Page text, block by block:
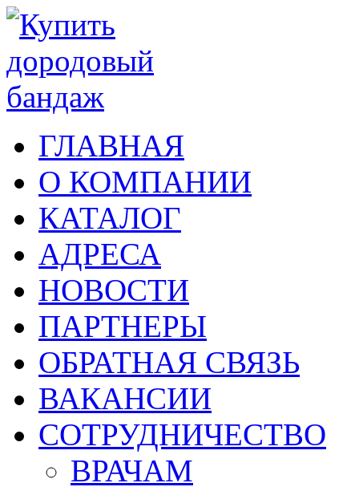
ГЛАВНАЯ
О КОМПАНИИ
КАТАЛОГ
АДРЕСА
НОВОСТИ
ПАРТНЕРЫ
ОБРАТНАЯ СВЯЗЬ
ВАКАНСИИ
СОТРУДНИЧЕСТВО
ВРАЧАМ